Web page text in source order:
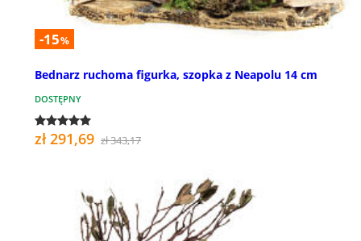
-15%
Bednarz ruchoma figurka, szopka z Neapolu 14 cm
DOSTĘPNY
zł 291,69 zł 343,17